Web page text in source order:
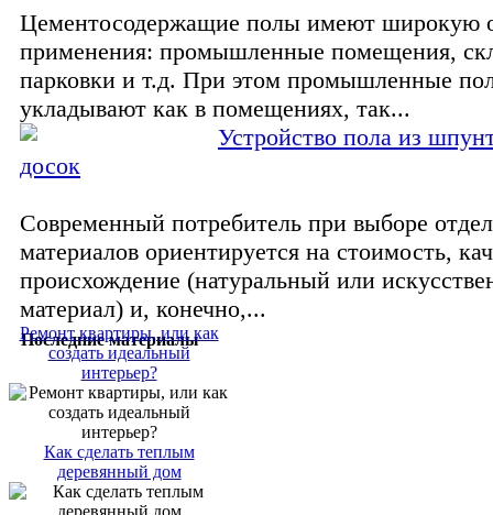
Цементосодержащие полы имеют широкую
применения: промышленные помещения,
парковки и т.д. При этом промышленные
укладывают как в помещениях, так...
Устройство пола из
досок
Современный потребитель при выборе
материалов ориентируется на стоимость,
происхождение (натуральный или
материал) и, конечно,...
Последние материалы
Ремонт квартиры, или как
создать идеальный
интерьер?
Как сделать теплым
деревянный дом